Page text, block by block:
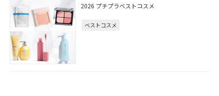
2026 プチプラベストコスメ
ベストコスメ